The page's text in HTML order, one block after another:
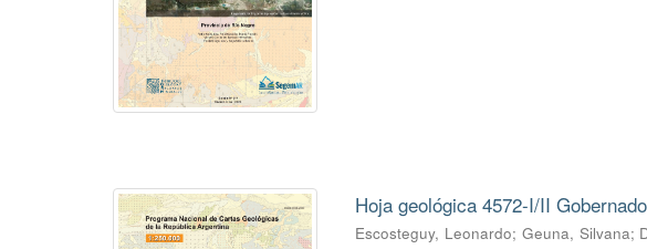
Hoja geológica 4572-I/II
Escosteguy, Leonardo; Geuna, Silvana;